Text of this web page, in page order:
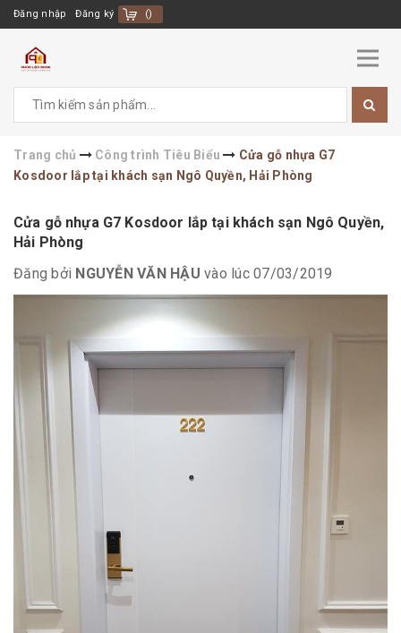
Đăng nhập Đăng ký ()
Trang chủ Công trình Tiêu Biểu
Cửa gỗ nhựa G7
Kosdoor lắp tại khách sạn Ngô Quyền, Hải Phòng
Cửa gỗ nhựa G7 Kosdoor lắp tại khách sạn Ngô Quyền,
Hải Phòng
Đăng bởi NGUYỄN VĂN HẬU vào lúc 07/03/2019